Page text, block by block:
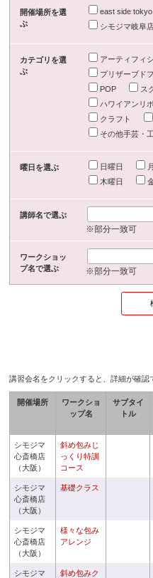
開催場所を選
ぶ
east side tokyo
シモジマ岐阜
カテゴリを選
ぶ
アーティフィ
プリザーブド
POP
ス
ハワイアンリ
クラフト
その他手芸・
曜日を選ぶ 日曜日
木曜日
講師名で選ぶ
※部分一致可
ワークショッ
プ名で選ぶ
※部分一致可
講習会名をクリックすると、詳細が確認
開催場所
ワークショ
ップ名
サブタイ
トル
シモジマ
心斎橋店
（大阪）
斜め包みじ
っくり特訓
コース
シモジマ
心斎橋店
（大阪）
基礎クラス
シモジマ
心斎橋店
（大阪）
様々な包み
アレンジ
シモジマ
斜め包みク